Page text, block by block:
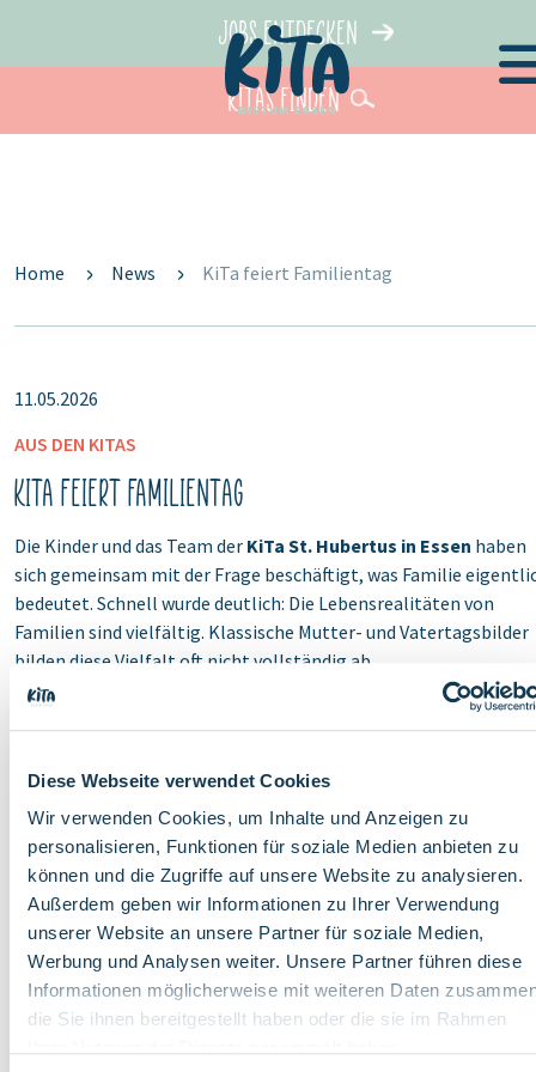
Diese Webseite verwendet Cookies
Wir verwenden Cookies, um Inhalte und Anzeigen zu
personalisieren, Funktionen für soziale Medien anbieten zu
können und die Zugriffe auf unsere Website zu analysieren.
Außerdem geben wir Informationen zu Ihrer Verwendung
unserer Website an unsere Partner für soziale Medien,
Werbung und Analysen weiter. Unsere Partner führen diese
Informationen möglicherweise mit weiteren Daten
die Sie ihnen bereitgestellt haben oder die sie im Rahmen
Jobs entdecken
KiTas finden
Home News KiTa feiert Familientag
11.05.2026
AUS DEN KITAS
KiTa feiert Familientag
Die Kinder und das Team der KiTa St. Hubertus in Essen haben
sich gemeinsam mit der Frage beschäftigt, was Familie
bedeutet. Schnell wurde deutlich: Die Lebensrealitäten von
Familien sind vielfältig. Klassische Mutter- und Vatertagsbilder
bilden diese Vielfalt oft nicht vollständig ab.
Deshalb entschieden sich die Kinder bewusst dafür,
Familiengeschenke zu gestalten. Die Geschenke waren all den
begleiten – unabhängig von Familienform oder Bezeichnung.
Mit dem Familientag macht die KiTa unterschiedliche
Lebensrealitäten sichtbar und setzt ein Zeichen für Vielfalt,
Wertschätzung und Gemeinschaft. Die Botschaft dabei ist klar:
Jede Familie ist richtig, so wie sie ist.